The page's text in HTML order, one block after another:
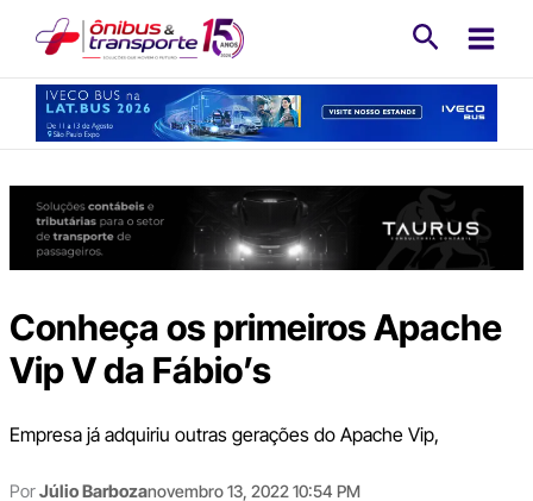
conteúdo
Conheça os primeiros Apache
Vip V da Fábio’s
Empresa já adquiriu outras gerações do Apache Vip,
PorJúlio Barbozanovembro 13, 2022 10:54 PM